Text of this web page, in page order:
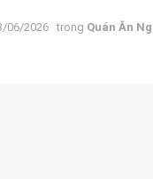
06/2026 trong Quán Ăn